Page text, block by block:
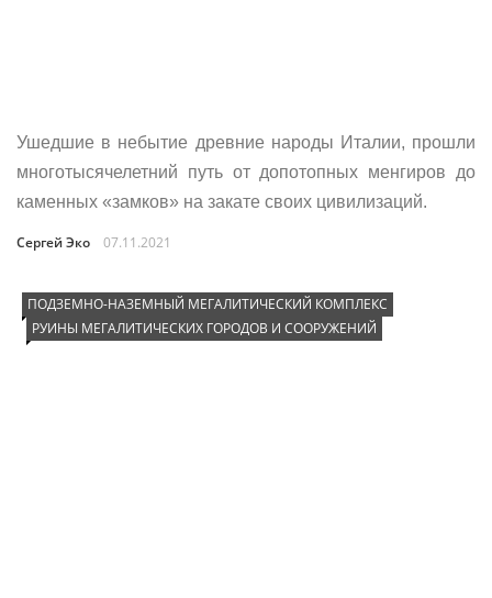
Ушедшие в небытие древние народы Италии, прошли
многотысячелетний путь от допотопных менгиров до
каменных «замков» на закате своих цивилизаций.
Сергей Эко 07.11.2021
ПОДЗЕМНО-НАЗЕМНЫЙ МЕГАЛИТИЧЕСКИЙ КОМПЛЕКС
РУИНЫ МЕГАЛИТИЧЕСКИХ ГОРОДОВ И СООРУЖЕНИЙ